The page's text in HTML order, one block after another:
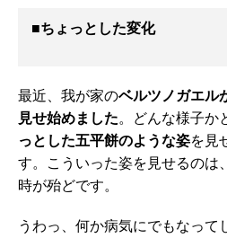
■ちょっとした変化
最近、我が家のベルツノガエル
見せ始めました。どんな様子か
っとした五平餅のような姿を見
す。こういった姿を見せるのは
時が殆どです。
うわっ、何か病気にでもなって